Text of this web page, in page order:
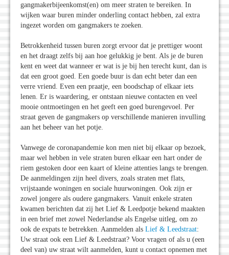
gangmakerbijeenkomst(en) om meer straten te bereiken. In
wijken waar buren minder onderling contact hebben, zal extra
ingezet worden om gangmakers te zoeken.
Betrokkenheid tussen buren zorgt ervoor dat je prettiger woont
en het draagt zelfs bij aan hoe gelukkig je bent. Als je de buren
kent en weet dat wanneer er wat is je bij hen terecht kunt, dan is
dat een groot goed. Een goede buur is dan echt beter dan een
verre vriend. Even een praatje, een boodschap of elkaar iets
lenen. Er is waardering, er ontstaan nieuwe contacten en veel
mooie ontmoetingen en het geeft een goed burengevoel. Per
straat geven de gangmakers op verschillende manieren invulling
aan het beheer van het potje.
Vanwege de coronapandemie kon men niet bij elkaar op bezoek,
maar wel hebben in vele straten buren elkaar een hart onder de
riem gestoken door een kaart of kleine attenties langs te brengen.
De aanmeldingen zijn heel divers, zoals straten met flats,
vrijstaande woningen en sociale huurwoningen. Ook zijn er
zowel jongere als oudere gangmakers. Vanuit enkele straten
kwamen berichten dat zij het Lief & Leedpotje bekend maakten
in een brief met zowel Nederlandse als Engelse uitleg, om zo
ook de expats te betrekken. Aanmelden als Lief & Leedstraat:
Uw straat ook een Lief & Leedstraat? Voor vragen of als u (een
deel van) uw straat wilt aanmelden, kunt u contact opnemen met